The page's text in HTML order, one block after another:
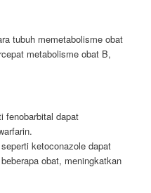
tubuh memetabolisme obat
metabolisme obat B,
fenobarbital dapat
ketoconazole dapat
obat, meningkatkan